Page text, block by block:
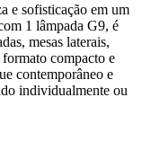
e sofisticação em um
1 lâmpada G9, é
mesas laterais,
formato compacto e
contemporâneo e
individualmente ou